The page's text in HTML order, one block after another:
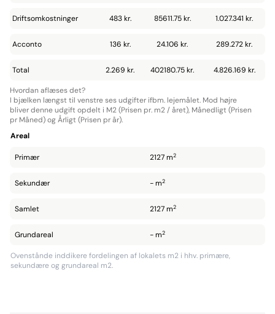
Driftsomkostninger 483 kr. 85611.75 kr. 1.027.341 kr.
Acconto 136 kr. 24.106 kr. 289.272 kr.
Total 2.269 kr. 402180.75 kr. 4.826.169 kr.
Hvordan aflæses det?
I bjælken længst til venstre ses udgifter ifbm. lejemålet. Mod højre
bliver denne udgift opdelt i M2 (Prisen pr. m2 / året), Månedligt (Prisen
pr Måned) og Årligt (Prisen pr år).
Areal
Primær 2127 m2
Sekundær - m2
Samlet 2127 m2
Grundareal - m2
Ovenstånde inddikere fordelingen af lokalets m2 i hhv. primære,
sekundære og grundareal m2.